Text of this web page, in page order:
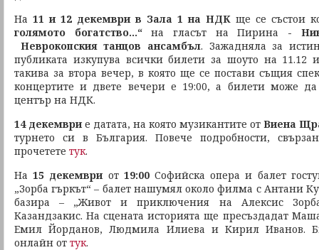
На 11 и 12 декември в Зала 1 на НДК ще се състои
голямото богатство...“на гласът на Пирина -
Неврокопския танцов ансамбъл. Зажадняла за
публиката изкупува всички билети за шоуто на 11.12
такива за втора вечер, в която ще се постави същия
концертите и двете вечери е 19:00, а билети може да
център на НДК.
14 декемврие датата, на която музикантите от Виена
турнето си в България. Повече подробности,
прочетете тук.
На15 декемвриот 19:00Софийска опера и балет
„Зорба гъркът“ – балет нашумял около филма с Антани
базира – „Живот и приключения на Алексис
Казандзакис. На сцената историята ще пресъздадат
Емил Йорданов, Людмила Илиева и Кирил Иванов.
онлайн от тук.